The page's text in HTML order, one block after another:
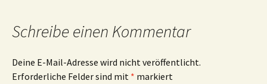
Schreibe einen Kommentar
Deine E-Mail-Adresse wird nicht veröffentlicht.
Erforderliche Felder sind mit * markiert